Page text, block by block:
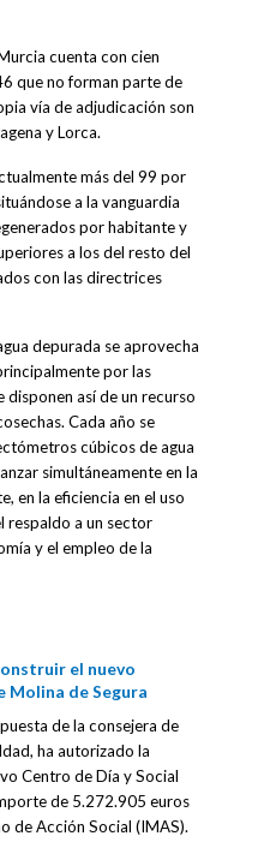
cuenta con cien
que no forman parte de
vía de adjudicación son
y Lorca.
más del 99 por
a la vanguardia
por habitante y
a los del resto del
con las directrices
depurada se aprovecha
por las
disponen así de un recurso
Cada año se
cúbicos de agua
simultáneamente en la
en la eficiencia en el uso
respaldo a un sector
y el empleo de la
el nuevo
Molina de Segura
de la consejera de
ha autorizado la
Centro de Día y Social
de 5.272.905 euros
de Acción Social (IMAS).